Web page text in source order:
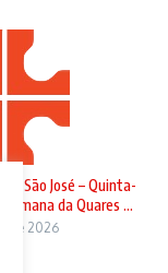
de São José – Quinta-
da Quares ...
de 2026